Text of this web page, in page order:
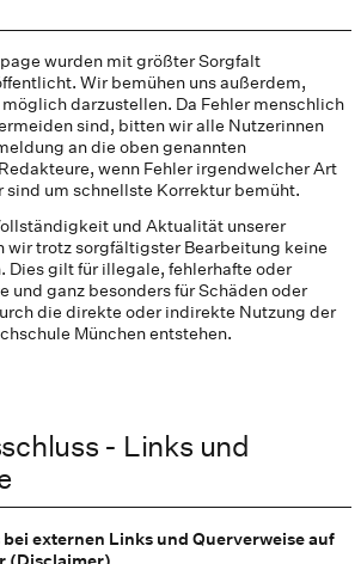
wurden mit größter Sorgfalt
Wir bemühen uns außerdem,
darzustellen. Da Fehler menschlich
sind, bitten wir alle Nutzerinnen
an die oben genannten
wenn Fehler irgendwelcher Art
um schnellste Korrektur bemüht.
und Aktualität unserer
wir trotz sorgfältigster Bearbeitung keine
Dies gilt für illegale, fehlerhafte oder
und ganz besonders für Schäden oder
die direkte oder indirekte Nutzung der
München entstehen.
- Links und
externen Links und Querverweise auf